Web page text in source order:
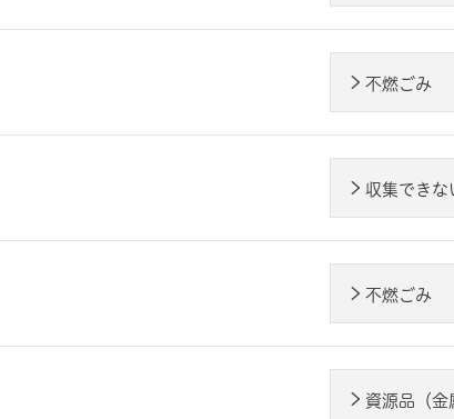
不燃ごみ
収集できな
不燃ごみ
資源品（金